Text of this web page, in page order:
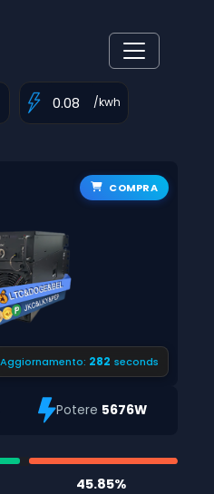
/kwh
COMPRA
Aggiornamento:281 seconds
Potere 5676W
45.85%